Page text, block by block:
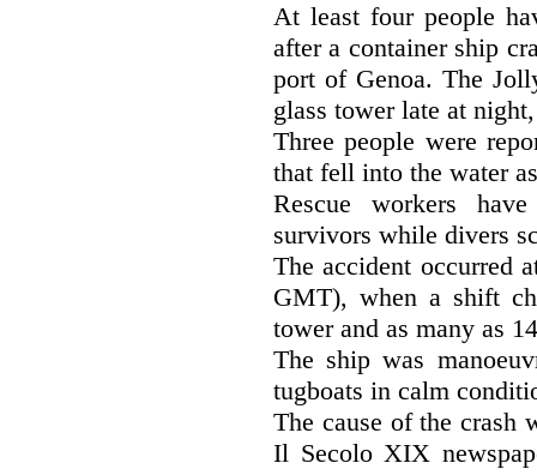
At least four people
after a container ship
port of Genoa. The
glass tower late at
Three people were
that fell into the water
Rescue workers
survivors while divers
The accident occurred
GMT), when a shift
tower and as many as
The ship was
tugboats in calm
The cause of the crash
Il Secolo XIX